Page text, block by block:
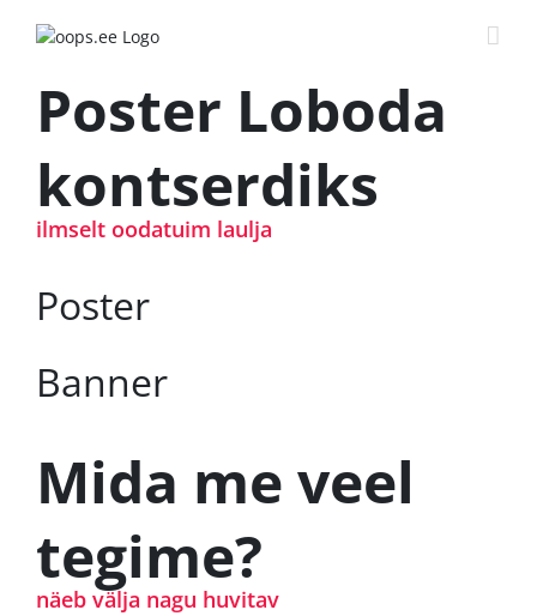
Poster Loboda
kontserdiks
ilmselt oodatuim laulja
Poster
Banner
Mida me veel
tegime?
näeb välja nagu huvitav